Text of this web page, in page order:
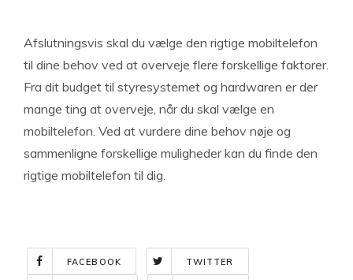
Afslutningsvis skal du vælge den rigtige mobiltelefon
til dine behov ved at overveje flere forskellige faktorer.
Fra dit budget til styresystemet og hardwaren er der
mange ting at overveje, når du skal vælge en
mobiltelefon. Ved at vurdere dine behov nøje og
sammenligne forskellige muligheder kan du finde den
rigtige mobiltelefon til dig.
FACEBOOK TWITTER